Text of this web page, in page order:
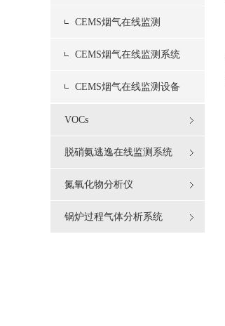
CEMS烟气在线监测
CEMS烟气在线监测系统
CEMS烟气在线监测设备
VOCs
脱硝氨逃逸在线监测系统
氮氧化物分析仪
锅炉过程气体分析系统